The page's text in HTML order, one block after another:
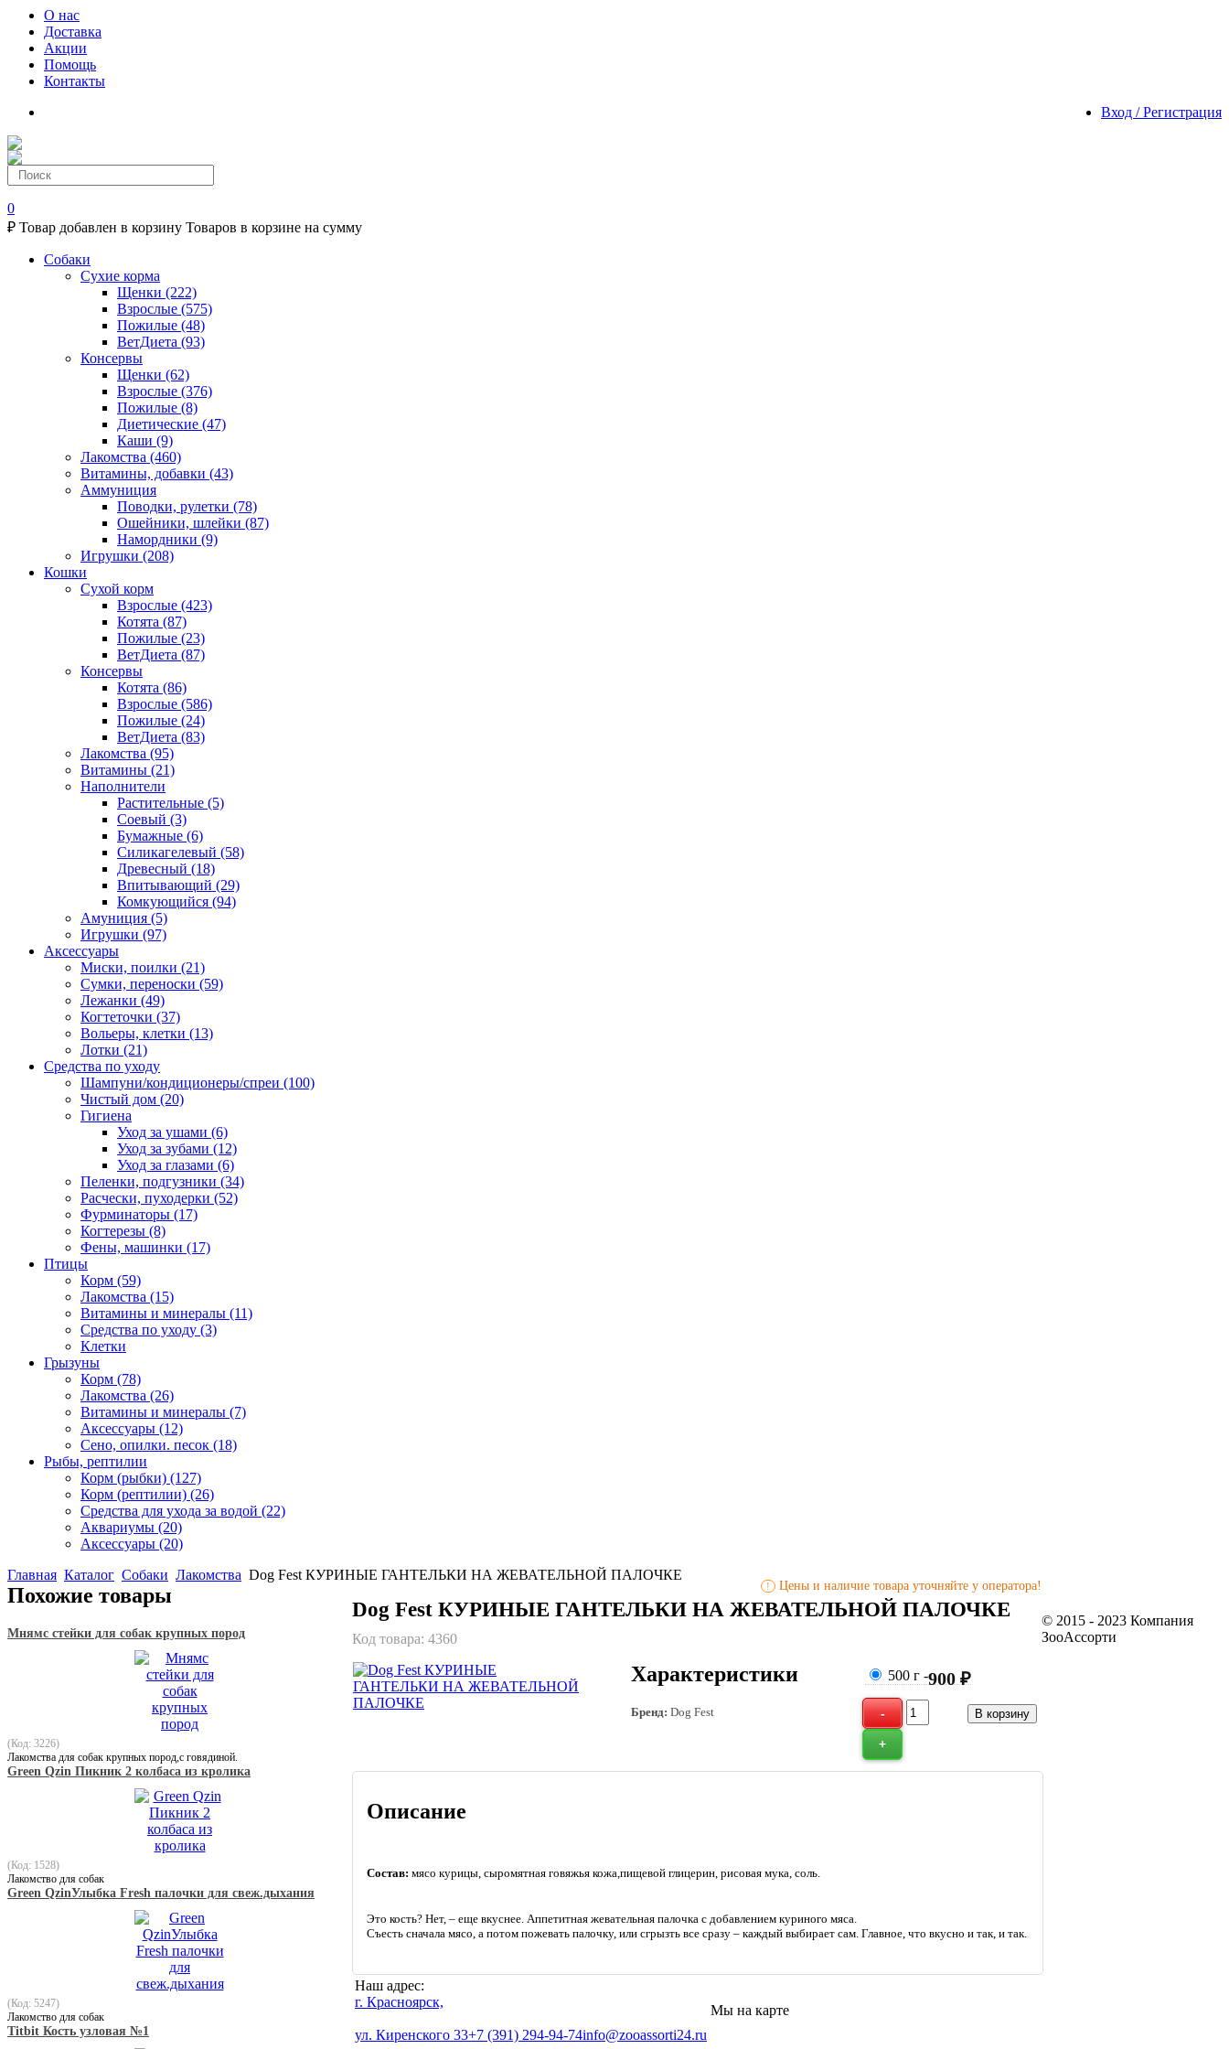
О нас
Доставка
Акции
Помощь
Контакты
Вход / Регистрация
0
₽ Товар добавлен в корзину Товаров в корзине на сумму
Собаки
Сухие корма
Щенки (222)
Взрослые (575)
Пожилые (48)
ВетДиета (93)
Консервы
Щенки (62)
Взрослые (376)
Пожилые (8)
Диетические (47)
Каши (9)
Лакомства (460)
Витамины, добавки (43)
Аммуниция
Поводки, рулетки (78)
Ошейники, шлейки (87)
Намордники (9)
Игрушки (208)
Кошки
Сухой корм
Взрослые (423)
Котята (87)
Пожилые (23)
ВетДиета (87)
Консервы
Котята (86)
Взрослые (586)
Пожилые (24)
ВетДиета (83)
Лакомства (95)
Витамины (21)
Наполнители
Растительные (5)
Соевый (3)
Бумажные (6)
Силикагелевый (58)
Древесный (18)
Впитывающий (29)
Комкующийся (94)
Амуниция (5)
Игрушки (97)
Аксессуары
Миски, поилки (21)
Сумки, переноски (59)
Лежанки (49)
Когтеточки (37)
Вольеры, клетки (13)
Лотки (21)
Средства по уходу
Шампуни/кондиционеры/спреи (100)
Чистый дом (20)
Гигиена
Уход за ушами (6)
Уход за зубами (12)
Уход за глазами (6)
Пеленки, подгузники (34)
Расчески, пуходерки (52)
Фурминаторы (17)
Когтерезы (8)
Фены, машинки (17)
Птицы
Корм (59)
Лакомства (15)
Витамины и минералы (11)
Средства по уходу (3)
Клетки
Грызуны
Корм (78)
Лакомства (26)
Витамины и минералы (7)
Аксессуары (12)
Сено, опилки. песок (18)
Рыбы, рептилии
Корм (рыбки) (127)
Корм (рептилии) (26)
Средства для ухода за водой (22)
Аквариумы (20)
Аксессуары (20)
Главная Каталог Собаки Лакомства Dog Fest КУРИНЫЕ ГАНТЕЛЬКИ НА ЖЕВАТЕЛЬНОЙ ПАЛОЧКЕ
Похожие товары
Мнямс стейки для собак крупных пород
(Код: 3226)
Лакомства для собак крупных пород,с говядиной.
Green Qzin Пикник 2 колбаса из кролика
(Код: 1528)
Лакомство для собак
Green QzinУлыбка Fresh палочки для свеж.дыхания
(Код: 5247)
Лакомство для собак
Titbit Кость узловая №1
! Цены и наличие товара уточняйте у оператора!
Dog Fest КУРИНЫЕ ГАНТЕЛЬКИ НА ЖЕВАТЕЛЬНОЙ ПАЛОЧКЕ
Код товара: 4360
Характеристики
Бренд: Dog Fest
500 г -900 ₽
Описание
Состав: мясо курицы, сыромятная говяжья кожа,пищевой глицерин, рисовая мука, соль.
Это кость? Нет, – еще вкуснее. Аппетитная жевательная палочка с добавлением куриного мяса.
Съесть сначала мясо, а потом пожевать палочку, или сгрызть все сразу – каждый выбирает сам. Главное, что вкусно и так, и так.
© 2015 - 2023 Компания
ЗооАссорти
Наш адрес:
г. Красноярск,
ул. Киренского 33+7 (391) 294-94-74info@zooassorti24.ru
Мы на карте